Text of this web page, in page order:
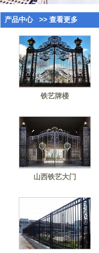
产品中心 >> 查看更多
铁艺牌楼
山西铁艺大门